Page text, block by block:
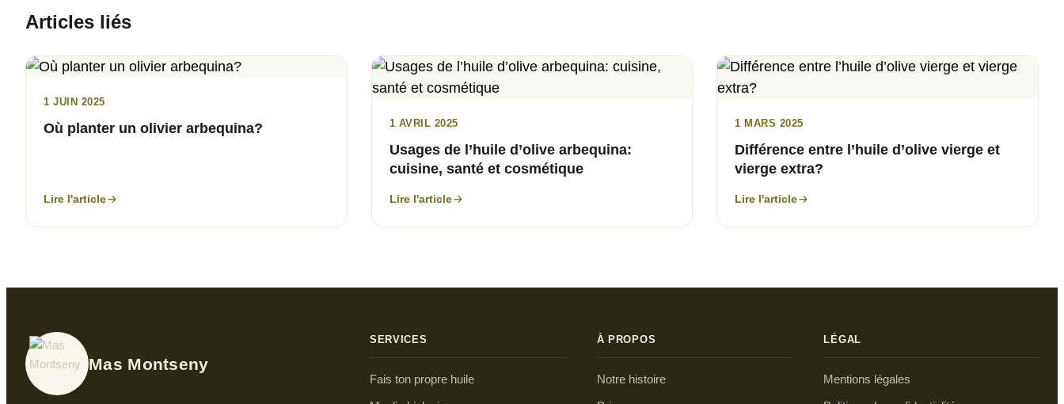
Articles liés
1 JUIN 2025
Où planter un olivier arbequina?
Lire l'article
1 AVRIL 2025
Usages de l’huile d’olive arbequina:
cuisine, santé et cosmétique
Lire l'article
1 MARS 2025
Différence entre l’huile d’olive vierge et
vierge extra?
Lire l'article
Mas Montseny
SERVICES
Fais ton propre huile
À PROPOS
Notre histoire
LÉGAL
Mentions légales